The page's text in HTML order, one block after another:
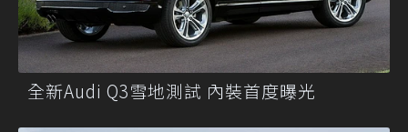
全新Audi Q3雪地測試 內裝首度曝光